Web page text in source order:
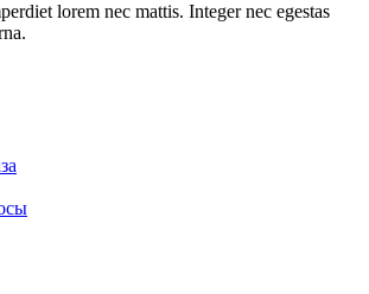
lorem nec mattis. Integer nec egestas